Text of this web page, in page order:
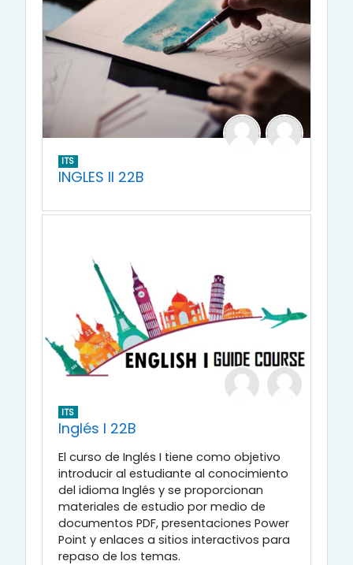
ITS
INGLES II 22B
ITS
Inglés I 22B
El curso de Inglés I tiene como objetivo
introducir al estudiante al conocimiento
del idioma Inglés y se proporcionan
materiales de estudio por medio de
documentos PDF, presentaciones Power
Point y enlaces a sitios interactivos para
repaso de los temas.